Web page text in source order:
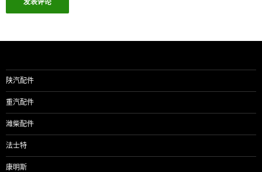
陕汽配件
重汽配件
潍柴配件
法士特
康明斯